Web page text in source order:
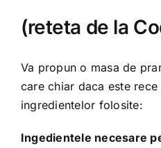
Iubim
(reteta de la
Va propun o masa de
care chiar daca este
ingredientelor folosite:
Ingedientele necesare